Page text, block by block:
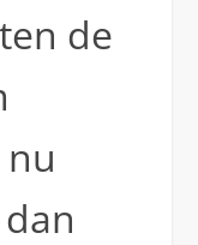
de